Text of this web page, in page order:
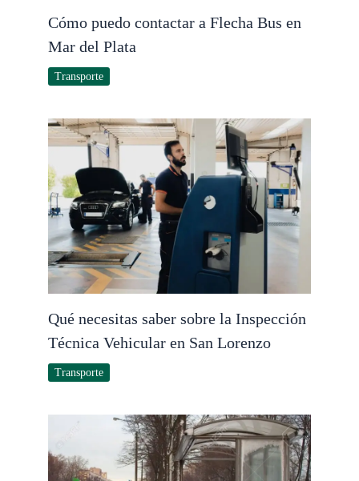
Cómo puedo contactar a Flecha Bus en
Mar del Plata
Transporte
Qué necesitas saber sobre la Inspección
Técnica Vehicular en San Lorenzo
Transporte